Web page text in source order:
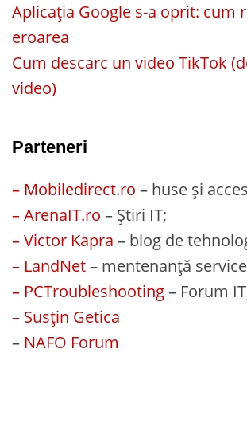
Aplicația Google s-a oprit: cum
eroarea
Cum descarc un video TikTok
video)
Parteneri
– Mobiledirect.ro – huse și
– ArenaIT.ro – Știri IT;
– Victor Kapra – blog de
– LandNet– mentenanță
– PCTroubleshooting– Forum
– Susțin Getica
– NAFO Forum